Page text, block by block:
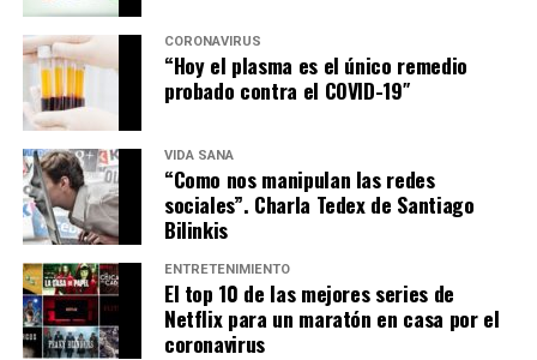
CORONAVIRUS
“Hoy el plasma es el único remedio
probado contra el COVID-19″
VIDA SANA
“Como nos manipulan las redes
sociales”. Charla Tedex de Santiago
Bilinkis
ENTRETENIMIENTO
El top 10 de las mejores series de
Netflix para un maratón en casa por el
coronavirus